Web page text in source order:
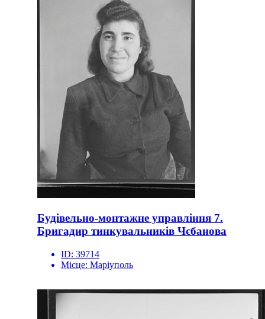
Будівельно-монтажне управління 7.
Бригадир тинкувальників Чєбанова
ID: 39714
Місце: Маріуполь